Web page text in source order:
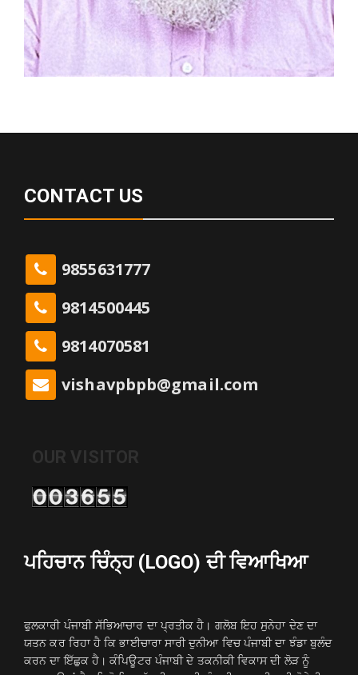
CONTACT US
9855631777
9814500445
9814070581
vishavpbpb@gmail.com
OUR VISITOR
ਪਹਿਚਾਨ ਚਿੰਨ੍ਹ (LOGO) ਦੀ ਵਿਆਖਿਆ
ਫੁਲਕਾਰੀ ਪੰਜਾਬੀ ਸੱਭਿਆਚਾਰ ਦਾ ਪ੍ਰਤੀਕ ਹੈ। ਗਲੋਬ ਇਹ ਸੁਨੇਹਾ ਦੇਣ ਦਾ
ਯਤਨ ਕਰ ਰਿਹਾ ਹੈ ਕਿ ਭਾਈਚਾਰਾ ਸਾਰੀ ਦੁਨੀਆ ਵਿਚ ਪੰਜਾਬੀ ਦਾ ਝੰਡਾ ਬੁਲੰਦ
ਕਰਨ ਦਾ ਇੱਛੁਕ ਹੈ। ਕੰਪਿਊਟਰ ਪੰਜਾਬੀ ਦੇ ਤਕਨੀਕੀ ਵਿਕਾਸ ਦੀ ਲੋੜ ਨੂੰ